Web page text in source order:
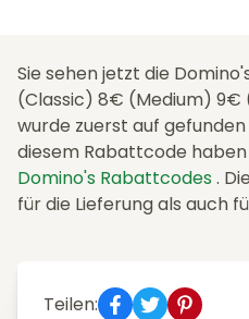
Sie sehen jetzt die
(Classic) 8€ (Medium) 9€
wurde zuerst auf
diesem Rabattcode
Domino's Rabattcodes .
für die Lieferung als auch
Teilen: